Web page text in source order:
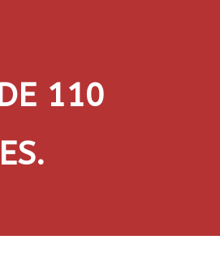
110